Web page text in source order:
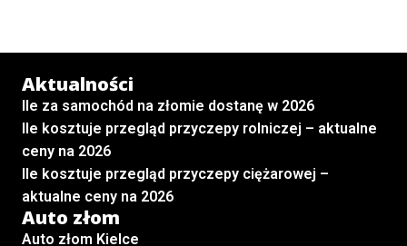
Aktualności
Ile za samochód na złomie dostanę w 2026
Ile kosztuje przegląd przyczepy rolniczej – aktualne
ceny na 2026
Ile kosztuje przegląd przyczepy ciężarowej –
aktualne ceny na 2026
Auto złom
Auto złom Kielce